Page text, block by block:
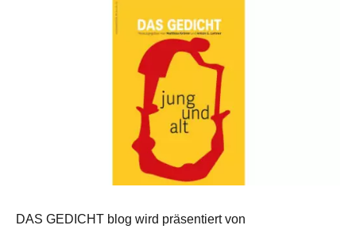
DAS GEDICHT blog wird präsentiert von